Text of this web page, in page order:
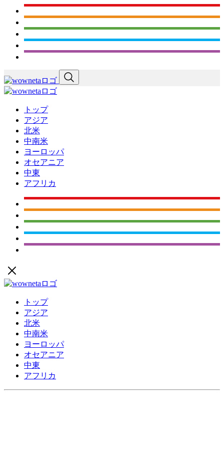
トップ
アジア
北米
中南米
ヨーロッパ
オセアニア
中東
アフリカ
トップ
アジア
北米
中南米
ヨーロッパ
オセアニア
中東
アフリカ